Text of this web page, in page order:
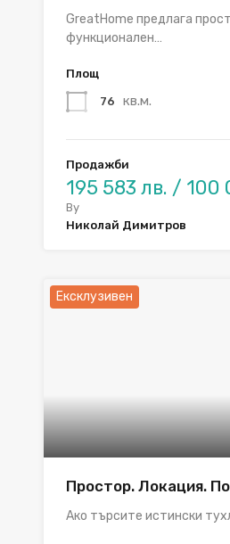
GreatHome предлага
функционален…
Площ
76 кв.м.
Продажби
195 583 лв. / 100
By
Николай Димитров
Ексклузивен
Простор. Локация.
Ако търсите истински